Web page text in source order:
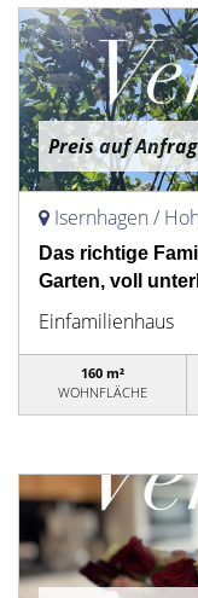
Preis auf
Isernhagen /
Das richtige
Garten, voll
Einfamilienhaus
160 m²
WOHNFLÄCHE